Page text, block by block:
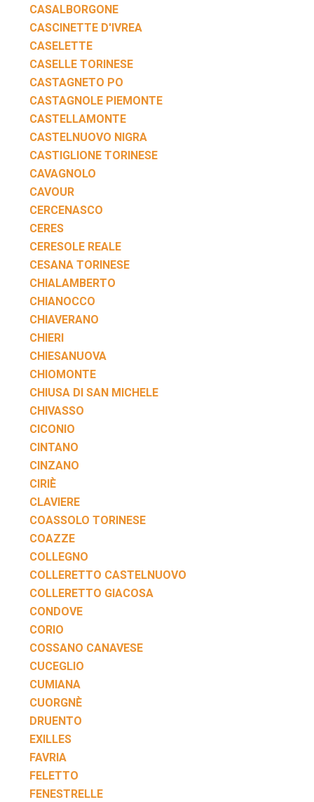
CASALBORGONE
CASCINETTE D'IVREA
CASELETTE
CASELLE TORINESE
CASTAGNETO PO
CASTAGNOLE PIEMONTE
CASTELLAMONTE
CASTELNUOVO NIGRA
CASTIGLIONE TORINESE
CAVAGNOLO
CAVOUR
CERCENASCO
CERES
CERESOLE REALE
CESANA TORINESE
CHIALAMBERTO
CHIANOCCO
CHIAVERANO
CHIERI
CHIESANUOVA
CHIOMONTE
CHIUSA DI SAN MICHELE
CHIVASSO
CICONIO
CINTANO
CINZANO
CIRIÈ
CLAVIERE
COASSOLO TORINESE
COAZZE
COLLEGNO
COLLERETTO CASTELNUOVO
COLLERETTO GIACOSA
CONDOVE
CORIO
COSSANO CANAVESE
CUCEGLIO
CUMIANA
CUORGNÈ
DRUENTO
EXILLES
FAVRIA
FELETTO
FENESTRELLE